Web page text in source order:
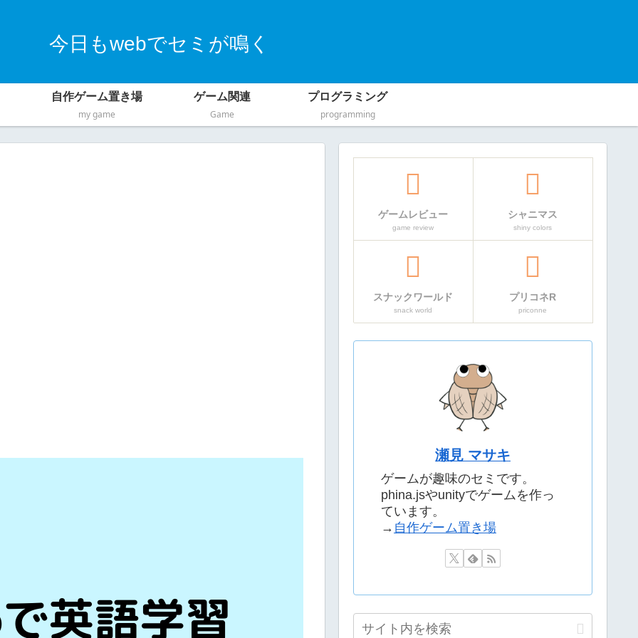
今日もwebでセミが鳴く
自作ゲーム置き場
my game
ゲーム関連
Game
プログラミング
programming
ゲームレビュー
game review
シャニマス
shiny colors
スナックワールド
snack world
プリコネR
priconne
瀬見 マサキ
ゲームが趣味のセミです。
phina.jsやunityでゲームを作っ
ています。
→ 自作ゲーム置き場